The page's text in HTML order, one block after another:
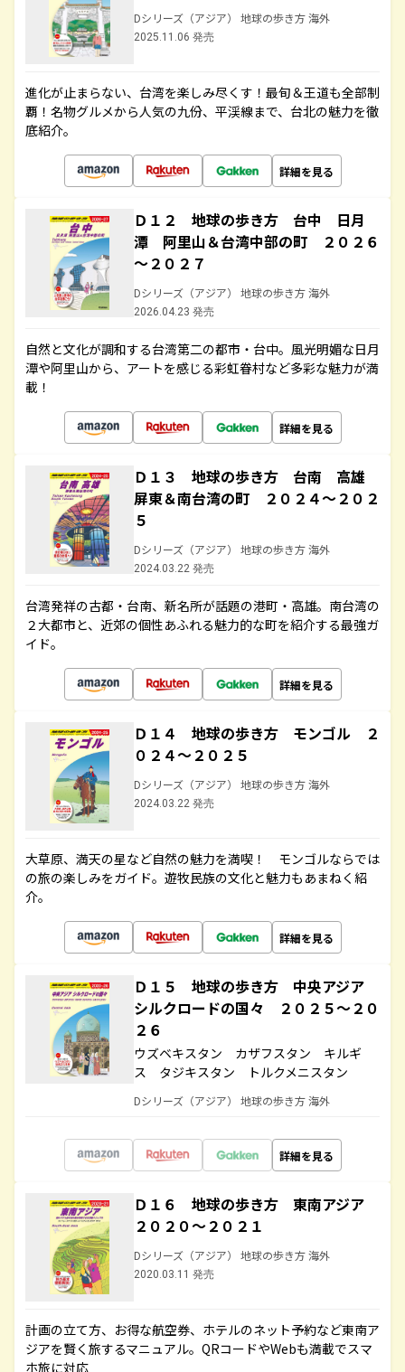
Dシリーズ（アジア） 地球の歩き方 海外
2025.11.06 発売
進化が止まらない、台湾を楽しみ尽くす！最旬＆王道も全部制
覇！名物グルメから人気の九份、平渓線まで、台北の魅力を徹
底紹介。
詳細を見る
Ｄ１２ 地球の歩き方 台中 日月
潭 阿里山＆台湾中部の町 ２０２６
～２０２７
Dシリーズ（アジア） 地球の歩き方 海外
2026.04.23 発売
自然と文化が調和する台湾第二の都市・台中。風光明媚な日月
潭や阿里山から、アートを感じる彩虹眷村など多彩な魅力が満
載！
詳細を見る
Ｄ１３ 地球の歩き方 台南 高雄
屏東＆南台湾の町 ２０２４～２０２
５
Dシリーズ（アジア） 地球の歩き方 海外
2024.03.22 発売
台湾発祥の古都・台南、新名所が話題の港町・高雄。南台湾の
２大都市と、近郊の個性あふれる魅力的な町を紹介する最強ガ
イド。
詳細を見る
Ｄ１４ 地球の歩き方 モンゴル ２
０２４～２０２５
Dシリーズ（アジア） 地球の歩き方 海外
2024.03.22 発売
大草原、満天の星など自然の魅力を満喫！ モンゴルならでは
の旅の楽しみをガイド。遊牧民族の文化と魅力もあまねく紹
介。
詳細を見る
Ｄ１５ 地球の歩き方 中央アジア
シルクロードの国々 ２０２５～２０
２６
ウズベキスタン カザフスタン キルギ
ス タジキスタン トルクメニスタン
Dシリーズ（アジア） 地球の歩き方 海外
詳細を見る
Ｄ１６ 地球の歩き方 東南アジア
２０２０～２０２１
Dシリーズ（アジア） 地球の歩き方 海外
2020.03.11 発売
計画の立て方、お得な航空券、ホテルのネット予約など東南ア
ジアを賢く旅するマニュアル。QRコードやWebも満載でスマ
ホ旅に対応